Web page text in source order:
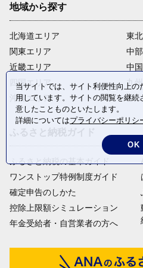
地域から探す
北海道エリア
関東エリア
近畿エリア
四国エリア
沖縄エリア
東
中
中
九
ワンストップ特例制度ガイド
確定申告のしかた
控除上限額シミュレーション
年金受給者・自営業者の方へ
当サイトでは、サイト利便性向上
用しています。サイトの閲覧を継続
意したことものといたします。
詳細についてはプライバシーポリシ
OK